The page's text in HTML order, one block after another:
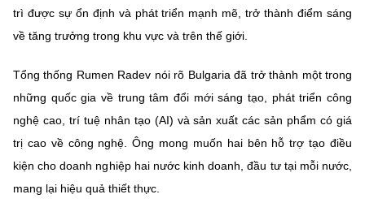
trì được sự ổn định và phát triển mạnh mẽ, trở thành điểm sáng
về tăng trưởng trong khu vực và trên thế giới.
Tổng thống Rumen Radev nói rõ Bulgaria đã trở thành một trong
những quốc gia về trung tâm đổi mới sáng tạo, phát triển công
nghệ cao, trí tuệ nhân tạo (AI) và sản xuất các sản phẩm có giá
trị cao về công nghệ. Ông mong muốn hai bên hỗ trợ tạo điều
kiện cho doanh nghiệp hai nước kinh doanh, đầu tư tại mỗi nước,
mang lại hiệu quả thiết thực.